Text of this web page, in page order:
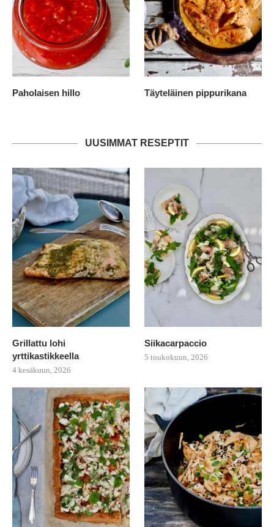
Paholaisen hillo Täyteläinen pippurikana
UUSIMMAT RESEPTIT
Grillattu lohi
yrttikastikkeella
4 kesäkuun, 2026
Siikacarpaccio
5 toukokuun, 2026